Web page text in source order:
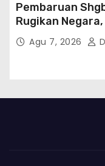
Pembaruan
Rugikan
Gugat Di PTUN
Agu 7, 2026